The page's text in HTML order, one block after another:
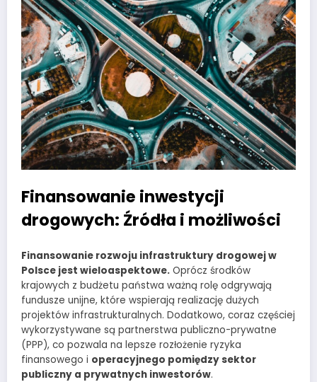
Finansowanie inwestycji
drogowych: Źródła i możliwości
Finansowanie rozwoju infrastruktury drogowej w
Polsce jest wieloaspektowe. Oprócz środków
krajowych z budżetu państwa ważną rolę odgrywają
fundusze unijne, które wspierają realizację dużych
projektów infrastrukturalnych. Dodatkowo, coraz częściej
wykorzystywane są partnerstwa publiczno-prywatne
(PPP), co pozwala na lepsze rozłożenie ryzyka
finansowego i operacyjnego pomiędzy sektor
publiczny a prywatnych inwestorów.